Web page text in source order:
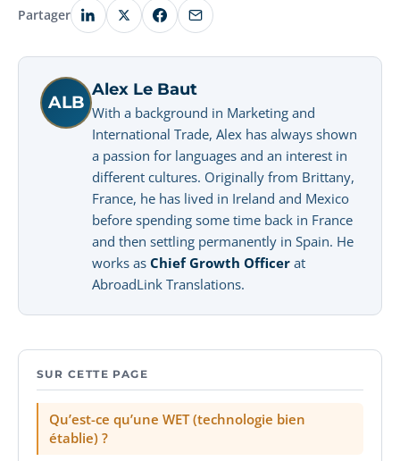
Partager
ALB
Alex Le Baut
With a background in Marketing and
International Trade, Alex has always shown
a passion for languages and an interest in
different cultures. Originally from Brittany,
France, he has lived in Ireland and Mexico
before spending some time back in France
and then settling permanently in Spain. He
works as Chief Growth Officer at
AbroadLink Translations.
SUR CETTE PAGE
Qu’est-ce qu’une WET (technologie bien
établie) ?